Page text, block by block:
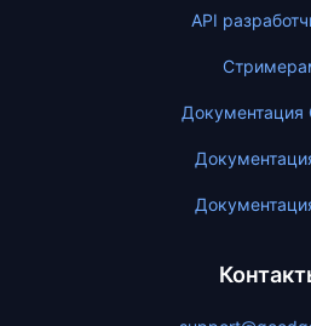
API
Документация